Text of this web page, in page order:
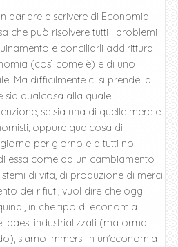
parlare e scrivere di Economia
che può risolvere tutti i problemi
e conciliarli addirittura
(così come è) e di uno
Ma difficilmente ci si prende la
sia qualcosa alla quale
se sia una di quelle mere e
oppure qualcosa di
per giorno e a tutti noi.
essa come ad un cambiamento
di vita, di produzione di merci
dei rifiuti, vuol dire che oggi
in che tipo di economia
paesi industrializzati (ma ormai
siamo immersi in un’economia